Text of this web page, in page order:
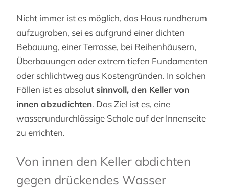
Nicht immer ist es möglich, das Haus rundherum
aufzugraben, sei es aufgrund einer dichten
Bebauung, einer Terrasse, bei Reihenhäusern,
Überbauungen oder extrem tiefen Fundamenten
oder schlichtweg aus Kostengründen. In solchen
Fällen ist es absolut sinnvoll, den Keller von
innen abzudichten. Das Ziel ist es, eine
wasserundurchlässige Schale auf der Innenseite
zu errichten.
Von innen den Keller abdichten
gegen drückendes Wasser